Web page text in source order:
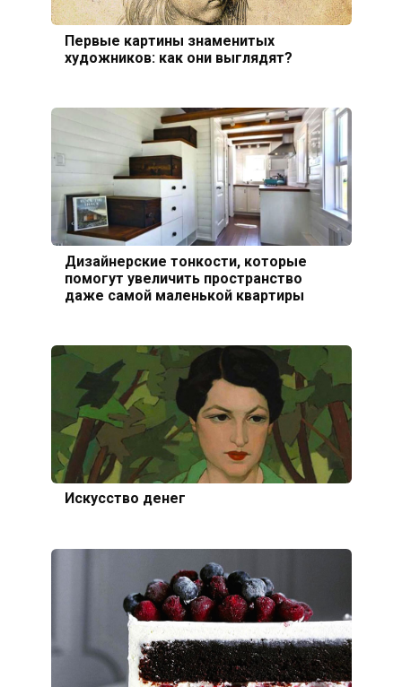
Первые картины знаменитых
художников: как они выглядят?
Дизайнерские тонкости, которые
помогут увеличить пространство
даже самой маленькой квартиры
Искусcтво денег